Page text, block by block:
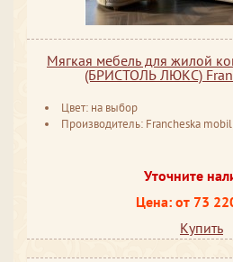
Мягкая мебель для жилой
(БРИСТОЛЬ ЛЮКС)
Цвет: на выбор
Производитель: Francheska
Уточните
Цена: от 73
Купить